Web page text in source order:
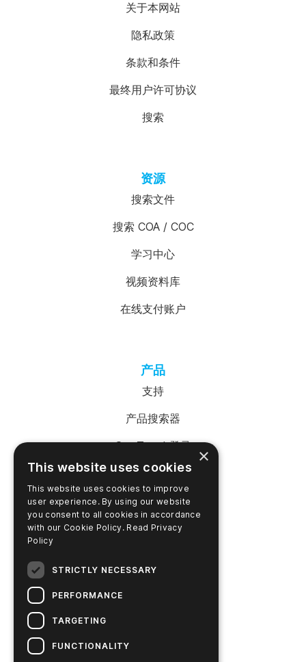
关于本网站
隐私政策
条款和条件
最终用户许可协议
搜索
资源
搜索文件
搜索 COA / COC
学习中心
视频资料库
在线支付账户
产品
支持
产品搜索器
SureTrend 登录
在线购物（美国）
在线购物（澳大利亚）
×
This website uses cookies
This website uses cookies to improve
user experience. By using our website
you consent to all cookies in accordance
with our Cookie Policy. Read Privacy
Policy
STRICTLY NECESSARY
PERFORMANCE
TARGETING
FUNCTIONALITY